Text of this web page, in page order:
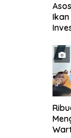
TPI